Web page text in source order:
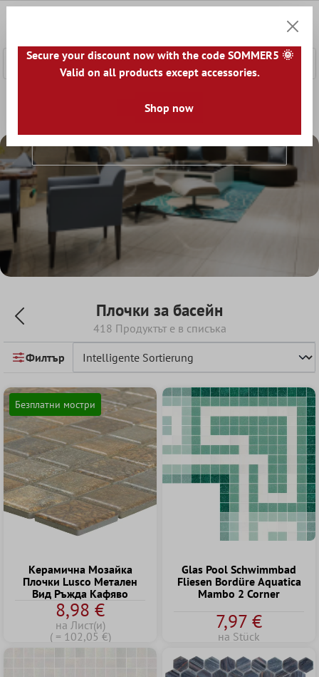
Светът на плочките
Плочки За Басейн
Плочки за басейн
418 Продуктът е в списъка
Филтър
Безплатни мостри
Kерамична Mозайка
Плочки Lusco Метален
Вид Pъжда Kафяво
8,98 €
на Лист(и)
( = 102,05 €)
Glas Pool Schwimmbad
Fliesen Bordüre Aquatica
Mambo 2 Corner
7,97 €
на Stück
Secure your discount now with the code SOMMER5 🌞
Valid on all products except accessories.
Shop now